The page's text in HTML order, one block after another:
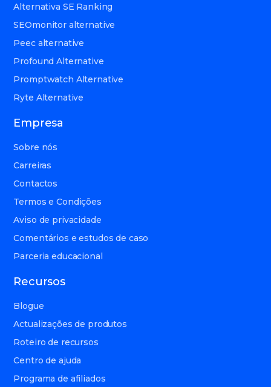
Alternativa SE Ranking
SEOmonitor alternative
Peec alternative
Profound Alternative
Promptwatch Alternative
Ryte Alternative
Empresa
Sobre nós
Carreiras
Contactos
Termos e Condições
Aviso de privacidade
Comentários e estudos de caso
Parceria educacional
Recursos
Blogue
Actualizações de produtos
Roteiro de recursos
Centro de ajuda
Programa de afiliados